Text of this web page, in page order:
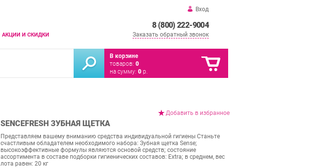
Вход
8 (800) 222-9004
Заказать обратный звонок
АКЦИИ И СКИДКИ
В корзине
товаров: 0
на сумму: 0 р.
Добавить в избранное
SENCEFRESH ЗУБНАЯ ЩЕТКА
Представляем вашему вниманию средства индивидуальной гигиены Станьте
счастливым обладателем необходимого набора: Зубная щетка Sense;
высокоэффективные формулы являются основой средств; состояние
ассортимента в составе подборки гигиенических составов: Extra; в среднем, вес
лота равен: 20 кг